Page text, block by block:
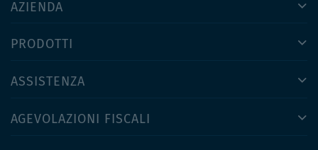
AZIENDA
PRODOTTI
ASSISTENZA
AGEVOLAZIONI FISCALI